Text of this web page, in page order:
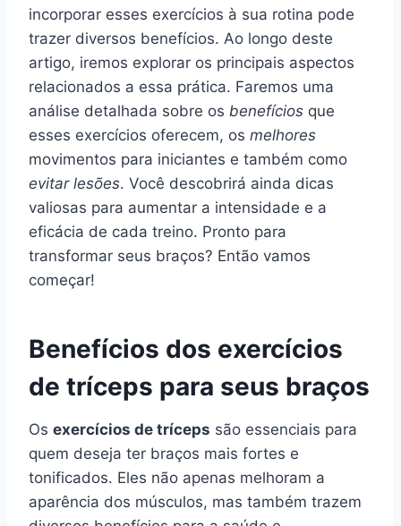
incorporar esses exercícios à sua rotina pode
trazer diversos benefícios. Ao longo deste
artigo, iremos explorar os principais aspectos
relacionados a essa prática. Faremos uma
análise detalhada sobre os benefícios que
esses exercícios oferecem, os melhores
movimentos para iniciantes e também como
evitar lesões. Você descobrirá ainda dicas
valiosas para aumentar a intensidade e a
eficácia de cada treino. Pronto para
transformar seus braços? Então vamos
começar!
Benefícios dos exercícios
de tríceps para seus braços
Os exercícios de tríceps são essenciais para
quem deseja ter braços mais fortes e
tonificados. Eles não apenas melhoram a
aparência dos músculos, mas também trazem